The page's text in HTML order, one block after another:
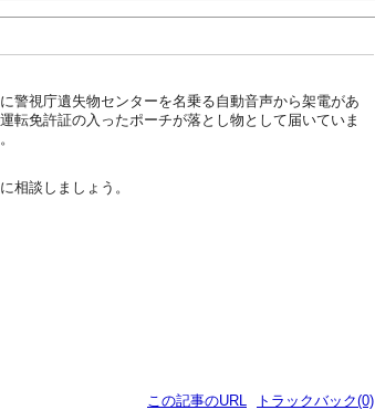
警視庁遺失物センターを名乗る自動音声から架電があ
転免許証の入ったポーチが落とし物として届いていま
相談しましょう。
この記事のURL トラックバック(0)